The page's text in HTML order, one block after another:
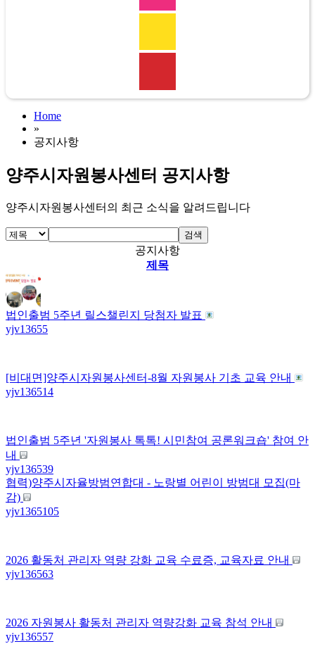
Home
»
공지사항
양주시자원봉사센터 공지사항
양주시자원봉사센터의 최근 소식을 알려드립니다
검색
공지사항
제목
법인출범 5주년 릴스챌린지 당첨자 발표
yjv13655
[비대면]양주시자원봉사센터-8월 자원봉사 기초 교육 안내
yjv136514
법인출범 5주년 '자원봉사 톡톡! 시민참여 공론워크숍' 참여 안
내
yjv136539
협력)양주시자율방범연합대 - 노랑별 어린이 방범대 모집(마
감)
yjv1365105
2026 활동처 관리자 역량 강화 교육 수료증, 교육자료 안내
yjv136563
2026 자원봉사 활동처 관리자 역량강화 교육 참석 안내
yjv136557